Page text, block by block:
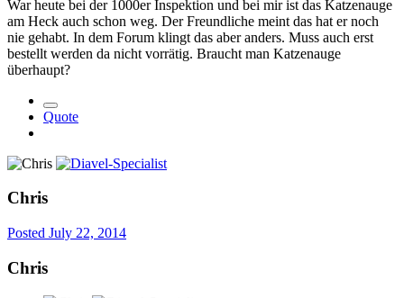
War heute bei der 1000er Inspektion und bei mir ist das Katzenauge
am Heck auch schon weg. Der Freundliche meint das hat er noch
nie gehabt. In dem Forum klingt das aber anders. Muss auch erst
bestellt werden da nicht vorrätig. Braucht man Katzenauge
überhaupt?
Quote
Chris
Posted July 22, 2014
Chris